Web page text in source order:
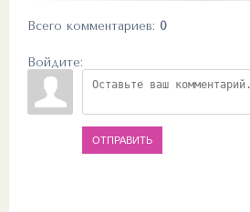
Всего комментариев: 0
Войдите:
ОТПРАВИТЬ